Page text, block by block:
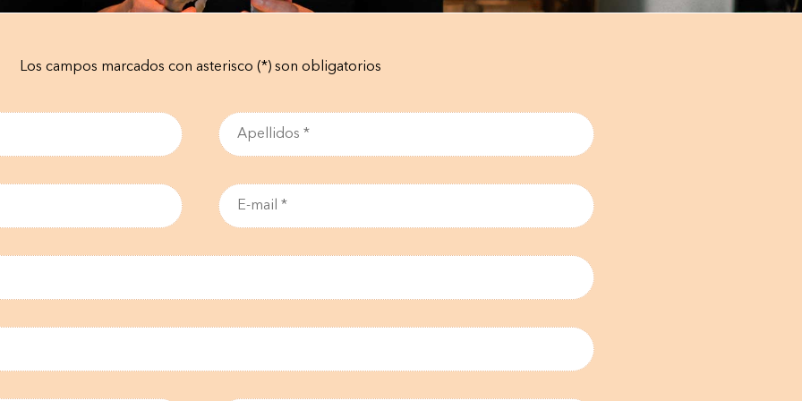
Los campos marcados con asterisco (*) son obligatorios